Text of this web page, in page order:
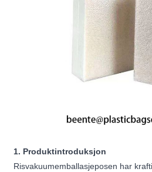
1. Produktintroduksjon
Risvakuumemballasjeposen har